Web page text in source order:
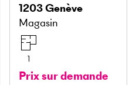
1203Genève
Magasin
1
Prix sur demande